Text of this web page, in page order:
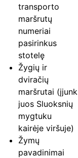
transporto
maršrutų
numeriai
pasirinkus
stotelę
Žygių ir
dviračių
maršrutai (įjunk
juos Sluoksnių
mygtuku
kairėje viršuje)
Žymų
pavadinimai